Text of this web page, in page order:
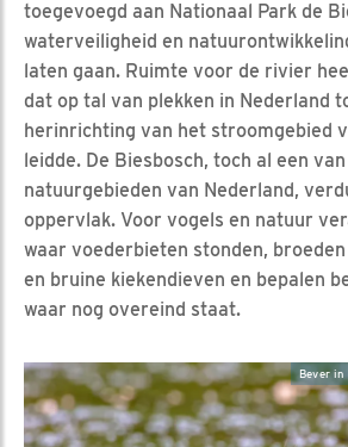
toegevoegd aan Nationaal Park de
waterveiligheid en
laten gaan. Ruimte voor de rivier
dat op tal van plekken in Nederland
herinrichting van het stroomgebied
leidde. De Biesbosch, toch al een
natuurgebieden van Nederland,
oppervlak. Voor vogels en natuur
waar voederbieten stonden, broeden
en bruine kiekendieven en bepalen
waar nog overeind staat.
Bever in